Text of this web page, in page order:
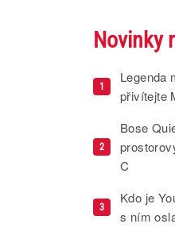
Novinky
1
Legenda
přivítejte
2
Bose
C
3
Kdo je
s ním